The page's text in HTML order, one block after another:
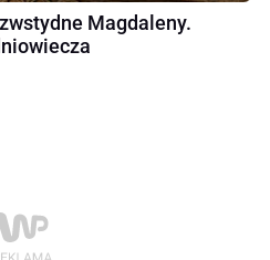
Magdaleny.